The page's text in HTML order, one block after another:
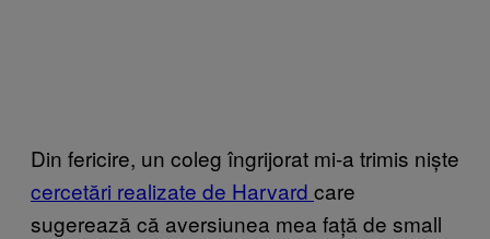
Din fericire, un coleg îngrijorat mi-a trimis niște
cercetări realizate de Harvard care
sugerează că aversiunea mea față de small